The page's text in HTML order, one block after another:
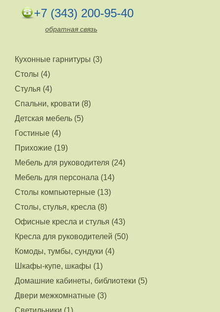
+7 (343) 200-95-40
обратная связь
Кухонные гарнитуры (3)
Столы (4)
Стулья (4)
Спальни, кровати (8)
Детская мебель (5)
Гостиные (4)
Прихожие (19)
Мебель для руководителя (24)
Мебель для персонала (14)
Столы компьютерные (13)
Столы, стулья, кресла (8)
Офисные кресла и стулья (43)
Кресла для руководителей (50)
Комоды, тумбы, сундуки (4)
Шкафы-купе, шкафы (1)
Домашние кабинеты, библиотеки (5)
Двери межкомнатные (3)
Светильники (1)